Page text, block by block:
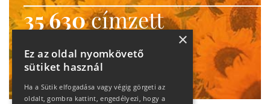
35 630címzett
heti motiváció
Ne maradj le!
×
Ez az oldal nyomkövető
sütiket használ
Ha a Sütik elfogadása vagy végig görgeti az
oldalt, gombra kattint, engedélyezi, hogy a